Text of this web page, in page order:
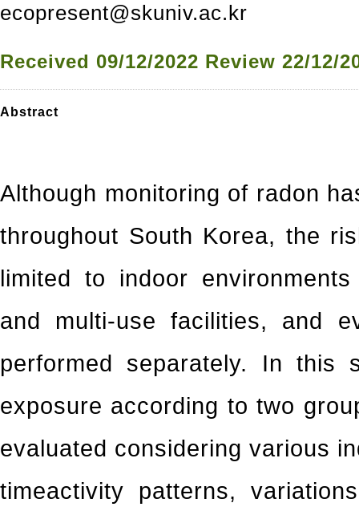
ecopresent@skuniv.ac.kr
Received 09/12/2022 Review 22/12/
Abstract
Although monitoring of radon
throughout South Korea, the
limited to indoor
and multi-use facilities, and
performed separately. In this
exposure according to two
evaluated considering various
timeactivity patterns,